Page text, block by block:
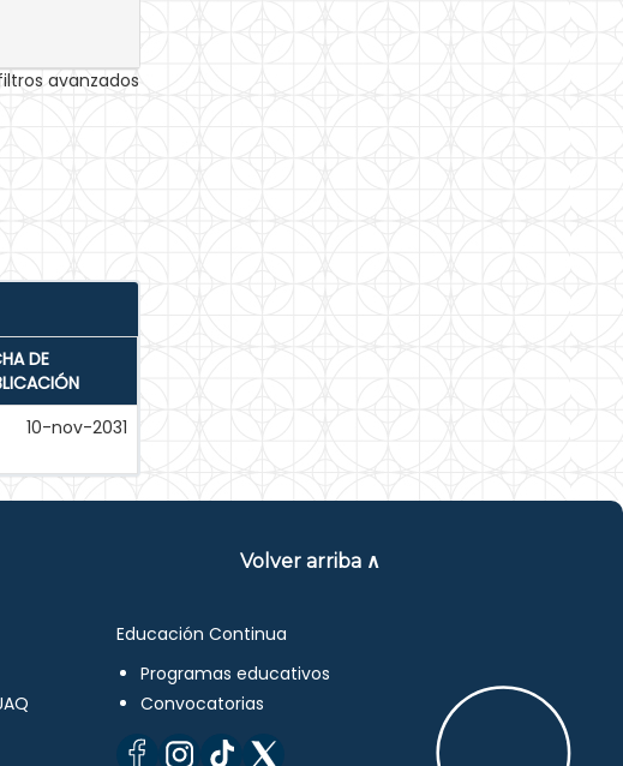
avanzados
DE
10-nov-2031
Volver arriba ∧
Educación Continua
Programas educativos
Convocatorias